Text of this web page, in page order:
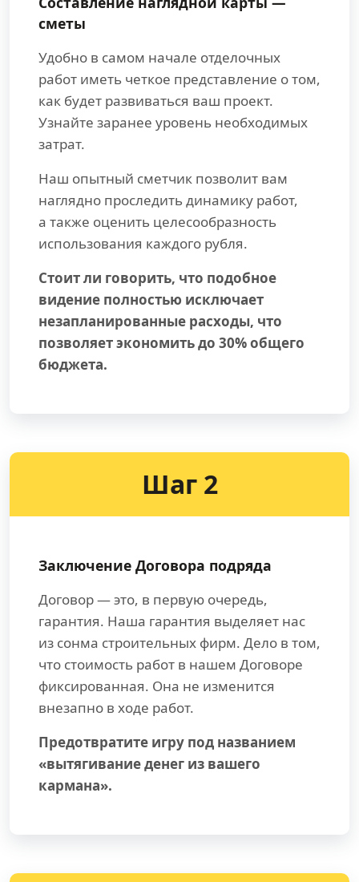
сметы
Удобно в самом начале отделочных
работ иметь четкое представление о том,
как будет развиваться ваш проект.
Узнайте заранее уровень необходимых
затрат.
Наш опытный сметчик позволит вам
наглядно проследить динамику работ,
а также оценить целесообразность
использования каждого рубля.
Стоит ли говорить, что подобное
видение полностью исключает
незапланированные расходы, что
позволяет экономить до 30% общего
бюджета.
Шаг 2
Заключение Договора подряда
Договор — это, в первую очередь,
гарантия. Наша гарантия выделяет нас
из сонма строительных фирм. Дело в том,
что стоимость работ в нашем Договоре
фиксированная. Она не изменится
внезапно в ходе работ.
Предотвратите игру под названием
«вытягивание денег из вашего
кармана».